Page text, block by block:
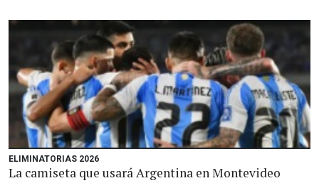
ELIMINATORIAS 2026
La camiseta que usará Argentina en Montevideo